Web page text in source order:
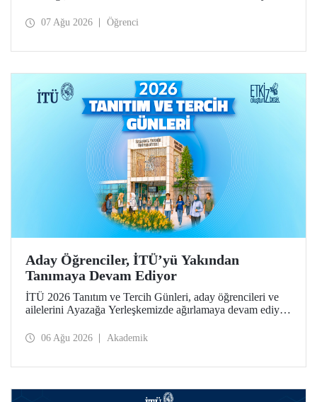
İTÜ’lü girişimciler, etkinlikte girişimlerini ve projelerini
Teknoloji Müsabakası – Gıda ve Tarım Edisyonu’nda “En
Yaratıcı Fikir” kategorisinde birincilik ödülünün sahibi
oldu.
07 Ağu 2026 Öğrenci
Aday Öğrenciler, İTÜ’yü Yakından
Tanımaya Devam Ediyor
İTÜ 2026 Tanıtım ve Tercih Günleri, aday öğrencileri ve
ailelerini Ayazağa Yerleşkemizde ağırlamaya devam ediyor.
ilgili fakülte ve birimler adaylara bilgi vermeye devam
06 Ağu 2026 Akademik